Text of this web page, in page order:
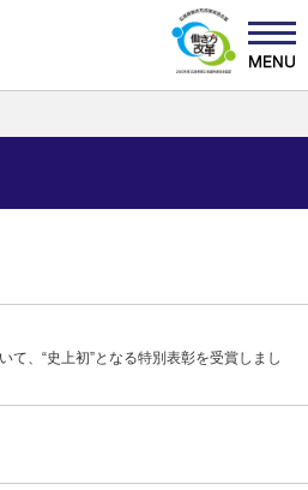
て、“史上初”となる特別表彰を受賞しまし